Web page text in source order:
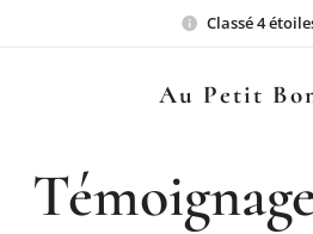
Classé 4
Au Petit